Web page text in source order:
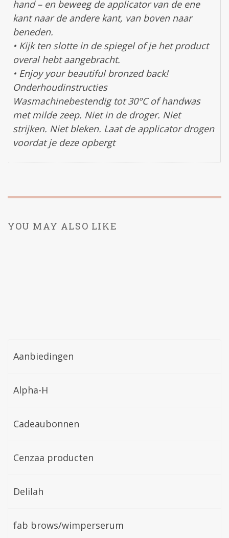
hand – en beweeg de applicator van de ene
kant naar de andere kant, van boven naar
beneden.
• Kijk ten slotte in de spiegel of je het product
overal hebt aangebracht.
• Enjoy your beautiful bronzed back!
Onderhoudinstructies
Wasmachinebestendig tot 30°C of handwas
met milde zeep. Niet in de droger. Niet
strijken. Niet bleken. Laat de applicator drogen
voordat je deze opbergt
YOU MAY ALSO LIKE
Aanbiedingen
Alpha-H
Cadeaubonnen
Cenzaa producten
Delilah
fab brows/wimperserum